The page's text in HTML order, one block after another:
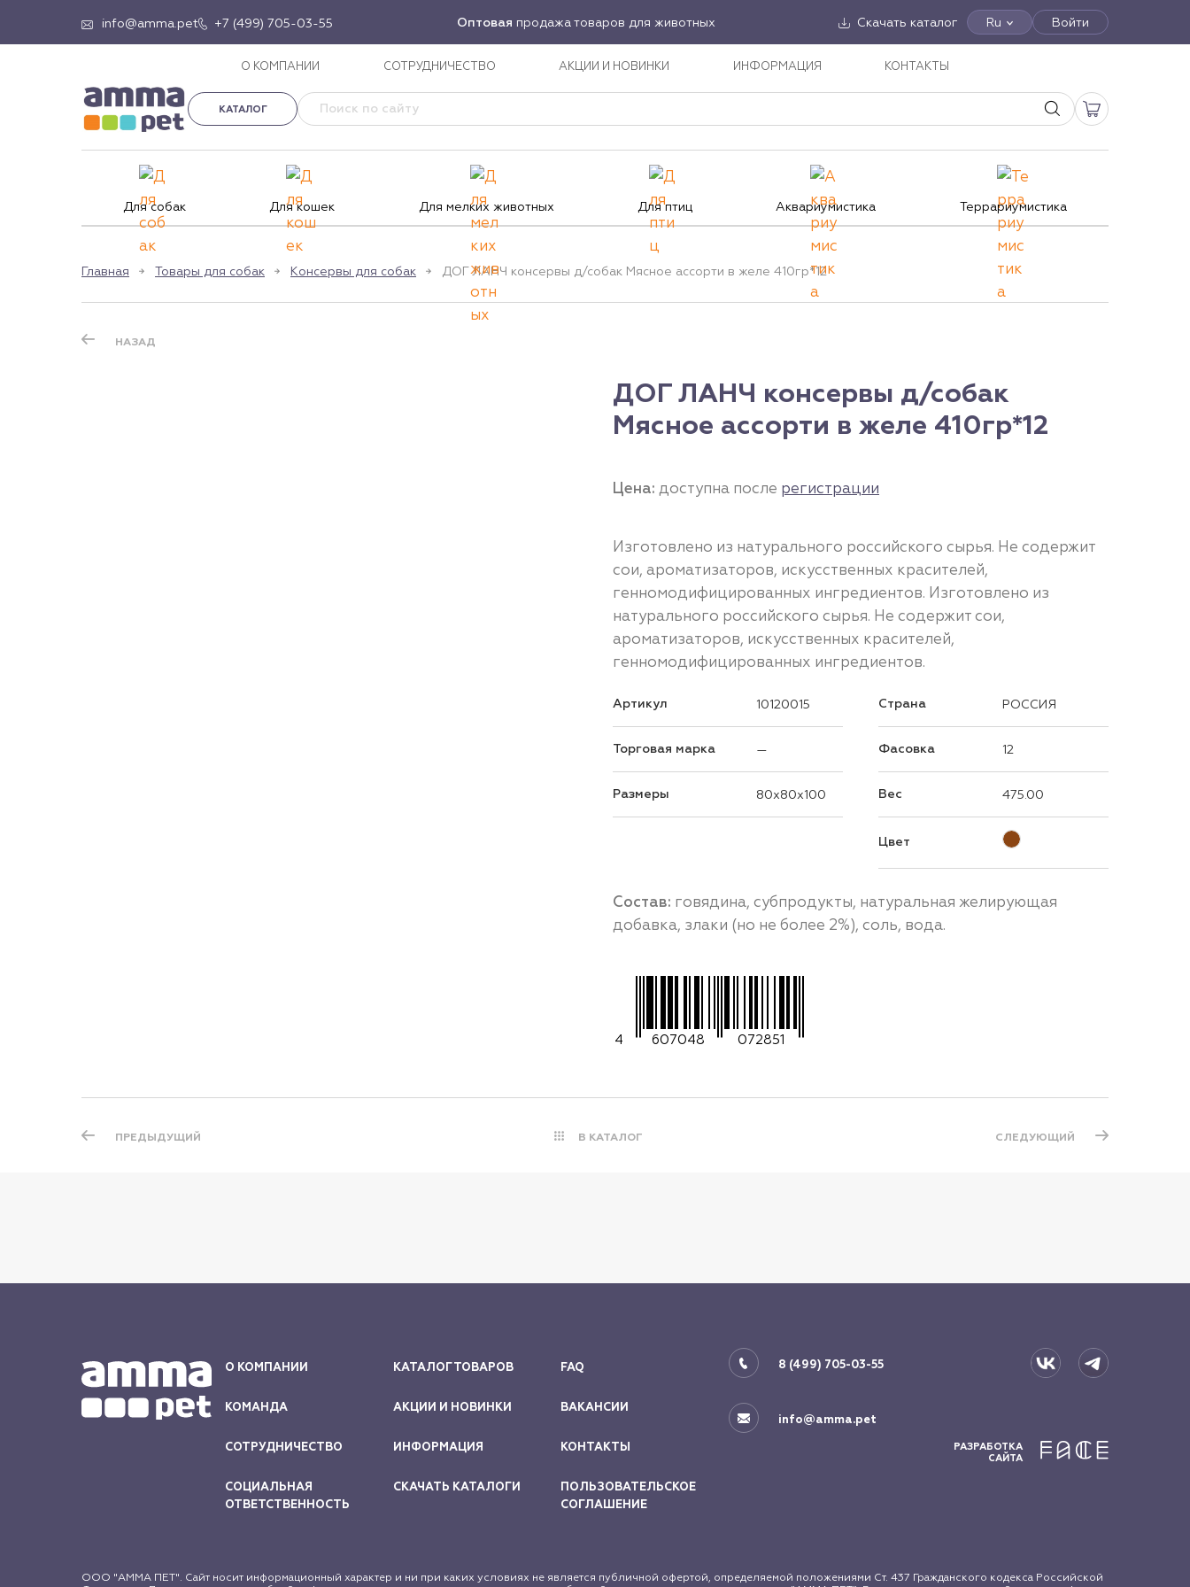
info@amma.pet +7 (499) 705-03-55 Оптовая продажа товаров для животных Скачать каталог Ru Войти
О КОМПАНИИ СОТРУДНИЧЕСТВО АКЦИИ И НОВИНКИ ИНФОРМАЦИЯ КОНТАКТЫ
КАТАЛОГ
Для собак Для кошек Для мелких животных Для птиц Аквариумистика Террариумистика
Главная Товары для собак Консервы для собак ДОГ ЛАНЧ консервы д/собак Мясное ассорти в желе 410гр*12
НАЗАД
ДОГ ЛАНЧ консервы д/собак
Мясное ассорти в желе 410гр*12
Цена: доступна после регистрации
Изготовлено из натурального российского сырья. Не содержит
сои, ароматизаторов, искусственных красителей,
генномодифицированных ингредиентов. Изготовлено из
натурального российского сырья. Не содержит сои,
ароматизаторов, искусственных красителей,
генномодифицированных ингредиентов.
Артикул 10120015
Торговая марка —
Размеры 80x80x100
Страна РОССИЯ
Фасовка 12
Вес 475.00
Цвет
Состав: говядина, субпродукты, натуральная желирующая
добавка, злаки (но не более 2%), соль, вода.
4 607048 072851
ПРЕДЫДУЩИЙ В КАТАЛОГ СЛЕДУЮЩИЙ
О КОМПАНИИ
КОМАНДА
СОТРУДНИЧЕСТВО
СОЦИАЛЬНАЯ
ОТВЕТСТВЕННОСТЬ
КАТАЛОГ ТОВАРОВ
АКЦИИ И НОВИНКИ
ИНФОРМАЦИЯ
СКАЧАТЬ КАТАЛОГИ
FAQ
ВАКАНСИИ
КОНТАКТЫ
ПОЛЬЗОВАТЕЛЬСКОЕ
СОГЛАШЕНИЕ
8 (499) 705-03-55
info@amma.pet
РАЗРАБОТКА
САЙТА
ООО "АММА ПЕТ". Сайт носит информационный характер и ни при каких условиях не является публичной офертой, определяемой положениями Ст. 437 Гражданского кодекса Российской